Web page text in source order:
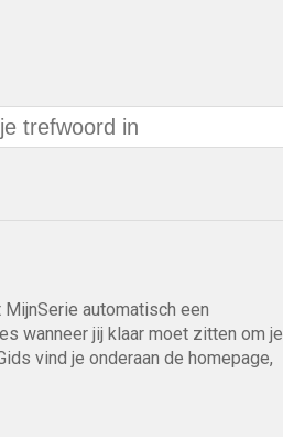
automatisch een
wanneer jij klaar moet zitten om je
vind je onderaan de homepage,